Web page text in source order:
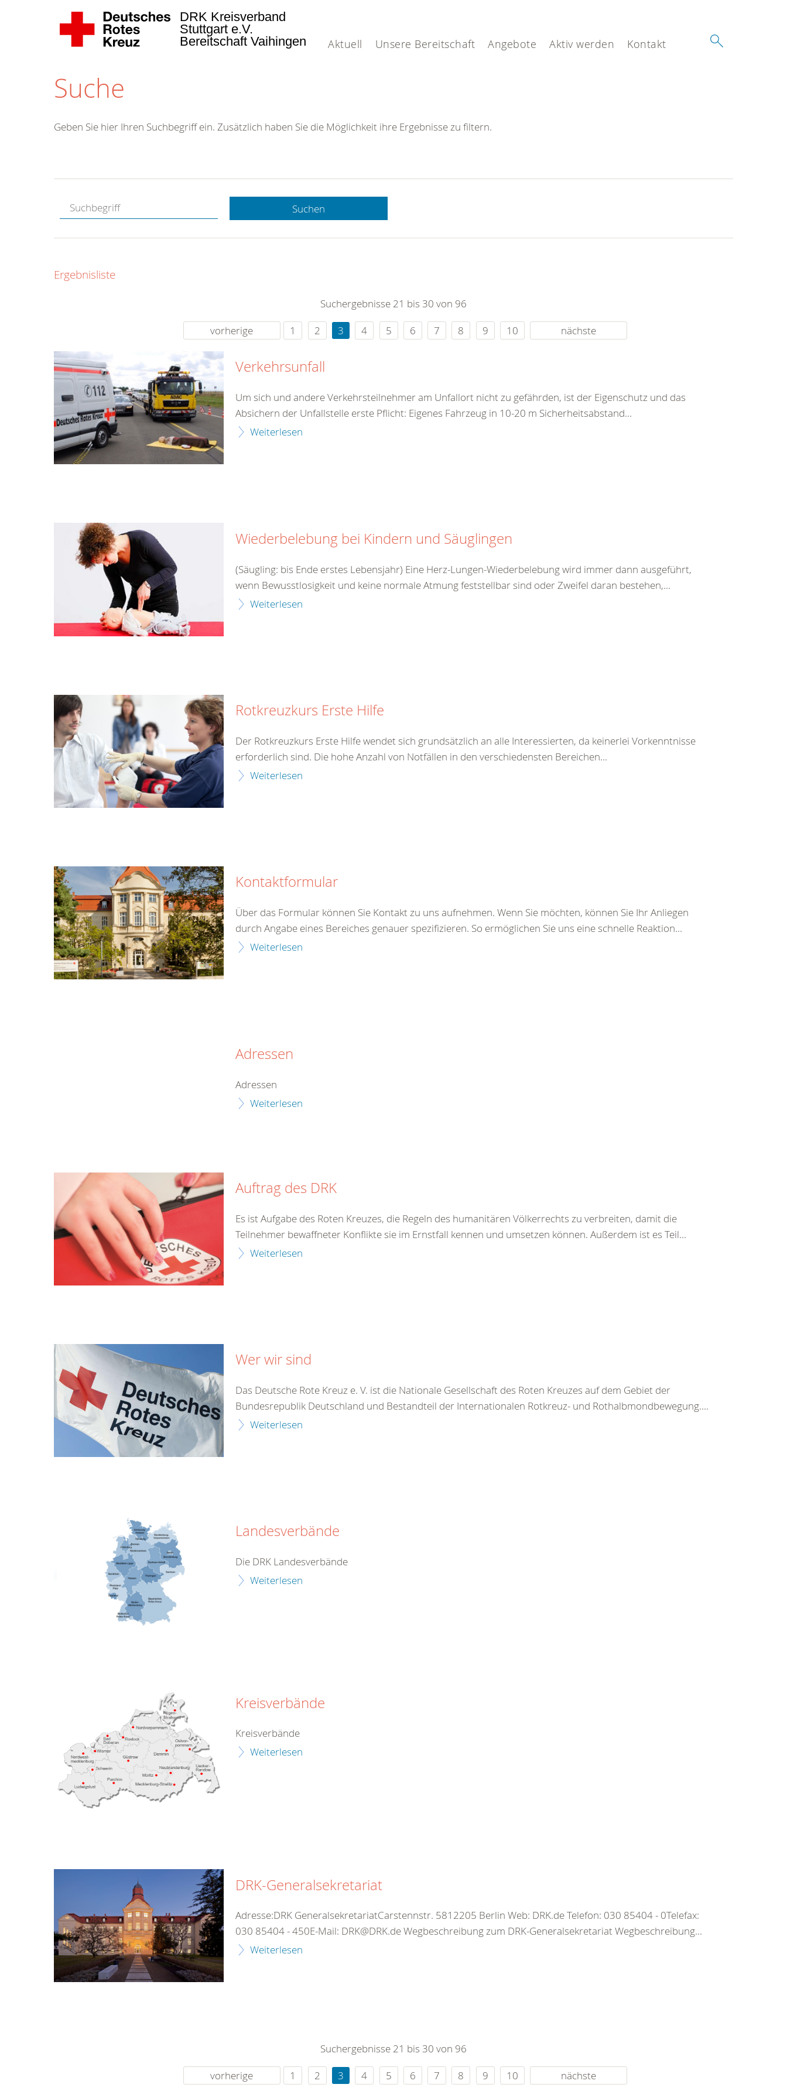
Aktuell Unsere Bereitschaft Angebote Aktiv werden Kontakt
DRK Kreisverband
Stuttgart e.V.
Bereitschaft Vaihingen
Suche
Hotline.
gerne.
rund um die Uhr
Geben Sie hier Ihren Suchbegriff ein. Zusätzlich haben Sie die Möglichkeit ihre Ergebnisse zu filtern.
Suchen
Ergebnisliste
Suchergebnisse 21 bis 30 von 96
vorherige
1 2 3 4 5 6 7 8 9 10 nächste
Verkehrsunfall
Um sich und andere Verkehrsteilnehmer am Unfallort nicht zu gefährden, ist der Eigenschutz und das
Absichern der Unfallstelle erste Pflicht: Eigenes Fahrzeug in 10-20 m Sicherheitsabstand...
Weiterlesen
Wiederbelebung bei Kindern und Säuglingen
(Säugling: bis Ende erstes Lebensjahr) Eine Herz-Lungen-Wiederbelebung wird immer dann ausgeführt,
wenn Bewusstlosigkeit und keine normale Atmung feststellbar sind oder Zweifel daran bestehen,...
Weiterlesen
Rotkreuzkurs Erste Hilfe
Der Rotkreuzkurs Erste Hilfe wendet sich grundsätzlich an alle Interessierten, da keinerlei Vorkenntnisse
erforderlich sind. Die hohe Anzahl von Notfällen in den verschiedensten Bereichen...
Weiterlesen
Kontaktformular
Über das Formular können Sie Kontakt zu uns aufnehmen. Wenn Sie möchten, können Sie Ihr Anliegen
durch Angabe eines Bereiches genauer spezifizieren. So ermöglichen Sie uns eine schnelle Reaktion...
Weiterlesen
Adressen
Adressen
Weiterlesen
Auftrag des DRK
Es ist Aufgabe des Roten Kreuzes, die Regeln des humanitären Völkerrechts zu verbreiten, damit die
Teilnehmer bewaffneter Konflikte sie im Ernstfall kennen und umsetzen können. Außerdem ist es Teil...
Weiterlesen
Wer wir sind
Das Deutsche Rote Kreuz e. V. ist die Nationale Gesellschaft des Roten Kreuzes auf dem Gebiet der
Bundesrepublik Deutschland und Bestandteil der Internationalen Rotkreuz- und Rothalbmondbewegung....
Weiterlesen
Landesverbände
Die DRK Landesverbände
Weiterlesen
Kreisverbände
Kreisverbände
Weiterlesen
DRK-Generalsekretariat
Adresse:DRK GeneralsekretariatCarstennstr. 5812205 Berlin Web: DRK.de Telefon: 030 85404 - 0Telefax:
030 85404 - 450E-Mail: DRK@DRK.de Wegbeschreibung zum DRK-Generalsekretariat Wegbeschreibung...
Weiterlesen
Suchergebnisse 21 bis 30 von 96
vorherige
1 2 3 4 5 6 7 8 9 10 nächste